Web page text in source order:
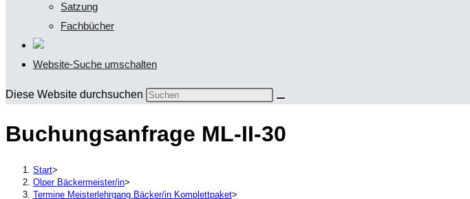
Satzung
Fachbücher
Website-Suche umschalten
Diese Website durchsuchen
Buchungsanfrage ML-II-30
Start>
Olper Bäckermeister/in>
Termine Meisterlehrgang Bäcker/in Komplettpaket>